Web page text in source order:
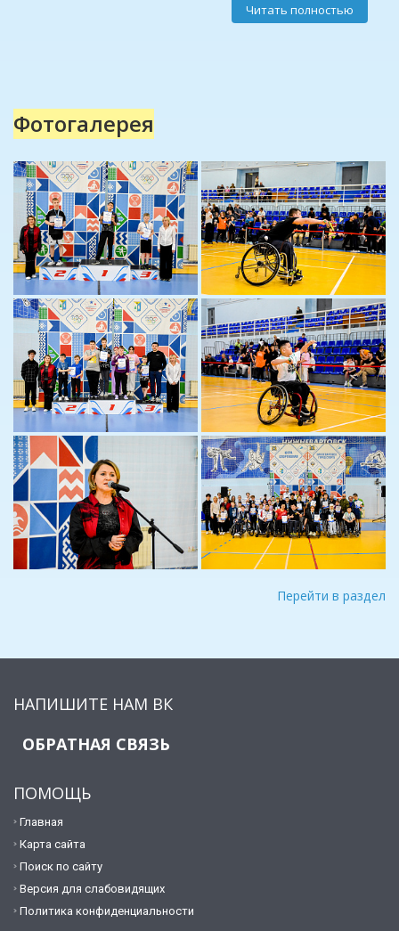
Читать полностью
Фотогалерея
Перейти в раздел
НАПИШИТЕ НАМ ВК
ОБРАТНАЯ СВЯЗЬ
ПОМОЩЬ
Главная
Карта сайта
Поиск по сайту
Версия для слабовидящих
Политика конфиденциальности